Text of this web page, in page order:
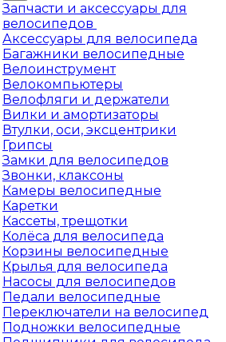
Запчасти и аксессуары для
велосипедов
Аксессуары для велосипеда
Багажники велосипедные
Велоинструмент
Велокомпьютеры
Велофляги и держатели
Вилки и амортизаторы
Втулки, оси, эксцентрики
Грипсы
Замки для велосипедов
Звонки, клаксоны
Камеры велосипедные
Каретки
Кассеты, трещотки
Колёса для велосипеда
Корзины велосипедные
Крылья для велосипеда
Насосы для велосипедов
Педали велосипедные
Переключатели на велосипед
Подножки велосипедные